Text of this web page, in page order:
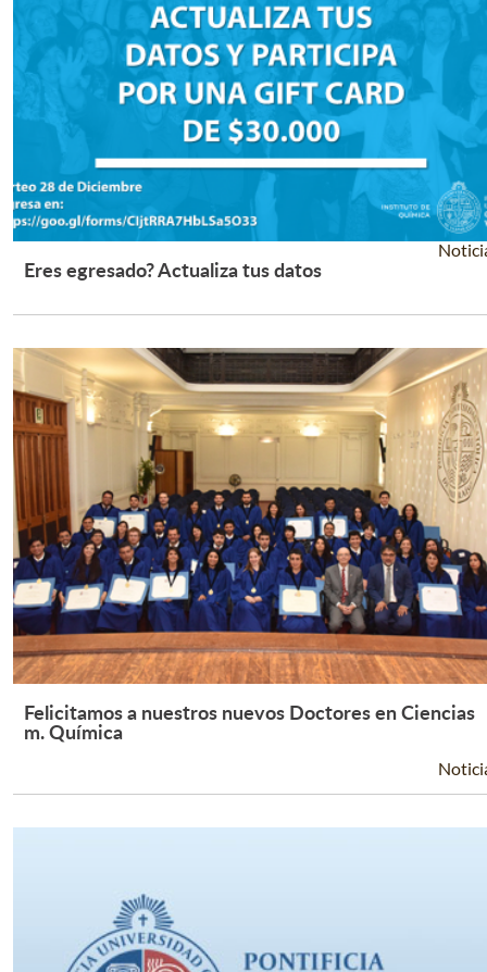
Eres egresado? Actualiza tus datos
Leer Más +
Felicitamos a nuestros nuevos Doctores en Ciencias
m. Química